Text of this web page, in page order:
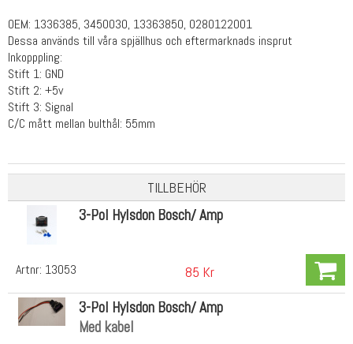
OEM: 1336385, 3450030, 13363850, 0280122001
Dessa används till våra spjällhus och eftermarknads insprut
Inkopppling:
Stift 1: GND
Stift 2: +5v
Stift 3: Signal
C/C mått mellan bulthål: 55mm
TILLBEHÖR
Artnr: 13053
3-Pol Hylsdon Bosch/ Amp
85 Kr
3-Pol Hylsdon Bosch/ Amp
Med kabel